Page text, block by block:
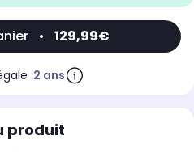
• 129,99€
:2 ans
produit